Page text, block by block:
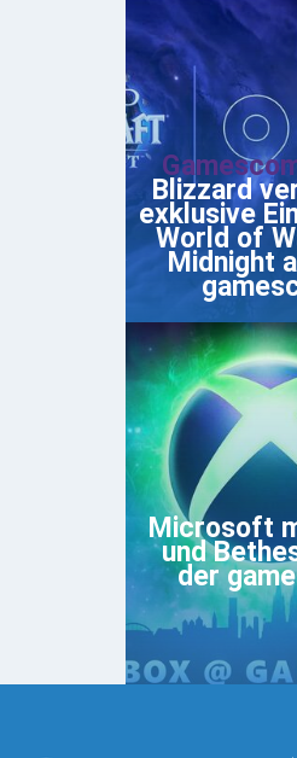
Blizzard
exklusive
World of
Midnight
Microsoft
und
der